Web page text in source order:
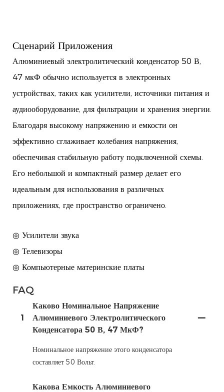
Сценарий Приложения
Алюминиевый электролитический конденсатор 50 В,
47 мкФ обычно используется в электронных
устройствах, таких как усилители, источники питания и
аудиооборудование, для фильтрации и хранения энергии.
Благодаря высокому напряжению и емкости он
эффективно сглаживает колебания напряжения,
обеспечивая стабильную работу подключенной схемы.
Его небольшой и компактный размер делает его
идеальным для использования в различных
приложениях, где пространство ограничено.
◎ Усилители звука
◎ Телевизоры
◎ Компьютерные материнские платы
FAQ
1
Каково Номинальное Напряжение
Алюминиевого Электролитического
Конденсатора 50 В, 47 МкФ?
Номинальное напряжение этого конденсатора
составляет 50 Вольт.
Какова Емкость Алюминиевого